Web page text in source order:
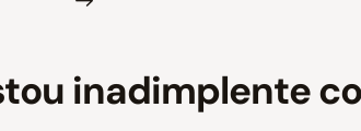
inadimplente